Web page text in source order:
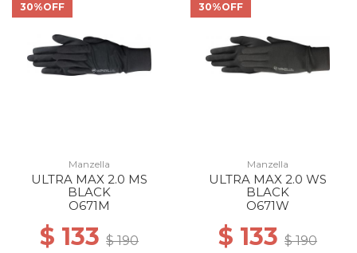
30%OFF
Manzella
ULTRA MAX 2.0 MS
BLACK
O671M
$ 133 $ 190
30%OFF
Manzella
ULTRA MAX 2.0 WS
BLACK
O671W
$ 133 $ 190